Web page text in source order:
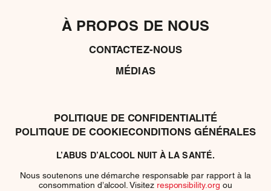
À PROPOS DE NOUS
CONTACTEZ-NOUS
MÉDIAS
POLITIQUE DE CONFIDENTIALITÉ
POLITIQUE DE COOKIECONDITIONS GÉNÉRALES
L’ABUS D’ALCOOL NUIT À LA SANTÉ.
Nous soutenons une démarche responsable par rapport à la
consommation d’alcool. Visitez responsibility.org ou